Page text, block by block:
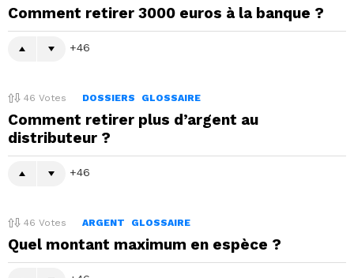
Comment retirer 3000 euros à la banque ?
46
46 Votes DOSSIERS GLOSSAIRE
Comment retirer plus d’argent au
distributeur ?
46
46 Votes ARGENT GLOSSAIRE
Quel montant maximum en espèce ?